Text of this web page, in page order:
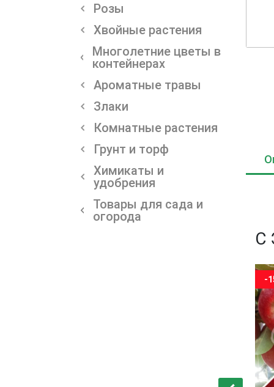
Розы
Хвойные растения
Многолетние цветы в
контейнерах
Ароматные травы
Злаки
Комнатные растения
Грунт и торф
Химикаты и
удобрения
Товары для сада и
огорода
С
-